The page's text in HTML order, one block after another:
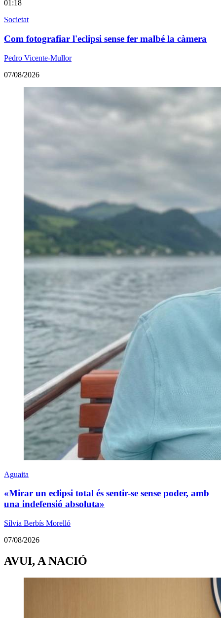
01:18
Societat
Com fotografiar l'eclipsi sense fer malbé la càmera
Pedro Vicente-Mullor
07/08/2026
Aguaita
«Mirar un eclipsi total és sentir-se sense poder, amb
una indefensió absoluta»
Sílvia Berbís Morelló
07/08/2026
AVUI, A NACIÓ